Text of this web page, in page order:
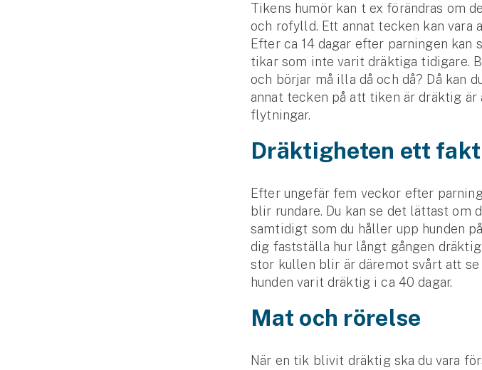
Tikens humör kan t ex förändras om
och rofylld. Ett annat tecken kan vara
Efter ca 14 dagar efter parningen
tikar som inte varit dräktiga tidigare.
och börjar må illa då och då? Då kan
annat tecken på att tiken är dräktig
flytningar.
Dräktigheten ett
Efter ungefär fem veckor efter
blir rundare. Du kan se det lättast om
samtidigt som du håller upp hunden
dig fastställa hur långt gången
stor kullen blir är däremot svårt att
hunden varit dräktig i ca 40 dagar.
Mat och rörelse
När en tik blivit dräktig ska du vara